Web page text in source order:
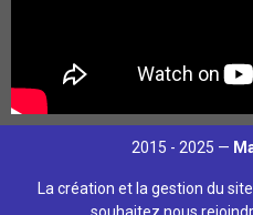
2015 - 2025 —
La création et la gestion du
souhaitez nous